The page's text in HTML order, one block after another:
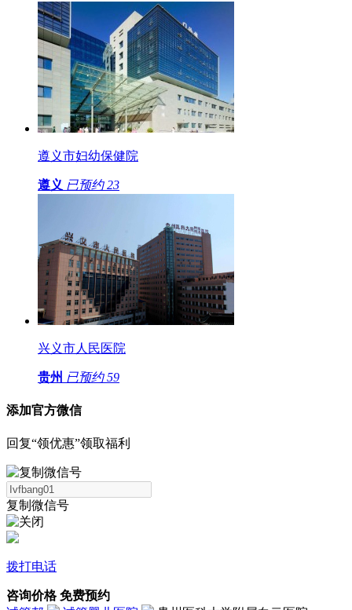
遵义市妇幼保健院
遵义 已预约 23
兴义市人民医院
贵州 已预约 59
添加官方微信
回复“领优惠”领取福利
复制微信号
拨打电话
咨询价格 免费预约